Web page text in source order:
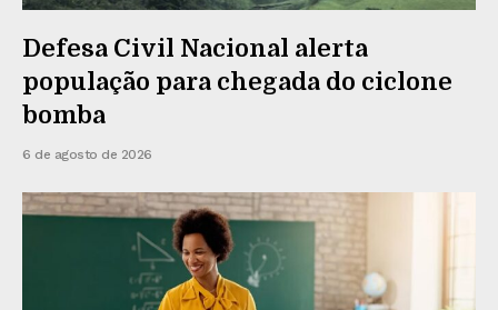
Defesa Civil Nacional alerta
população para chegada do ciclone
bomba
6 de agosto de 2026